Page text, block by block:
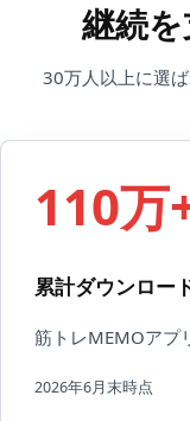
継続
30万人以上に選
110万
累計ダウンロー
筋トレMEMOアプ
2026年6月末時点